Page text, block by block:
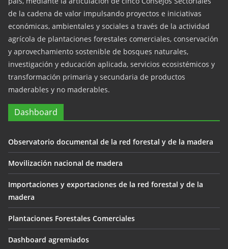
de la cadena de valor impulsando proyectos e iniciativas
económicas, ambientales y sociales a través de la actividad
agrícola de plantaciones forestales comerciales, conservación
y aprovechamiento sostenible de bosques naturales,
investigación y educación aplicada, servicios ecosistémicos y
transformación primaria y secundaria de productos
maderables y no maderables.
Dashboard
Observatorio documental de la red forestal y de la madera
Movilización nacional de madera
Importaciones y exportaciones de la red forestal y de la
madera
Plantaciones Forestales Comerciales
Dashboard agremiados